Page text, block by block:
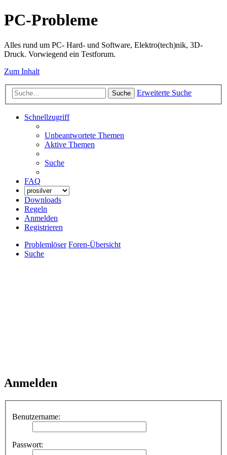
PC-Probleme
Alles rund um PC- Hard- und Software, Elektro(tech)nik, 3D-
Druck. Vorwiegend ein Testforum.
Zum Inhalt
Suche Erweiterte Suche
Schnellzugriff
Unbeantwortete Themen
Aktive Themen
Suche
FAQ
Downloads
Regeln
Anmelden
Registrieren
Problemlöser Foren-Übersicht
Suche
Anmelden
Benutzername:
Passwort: